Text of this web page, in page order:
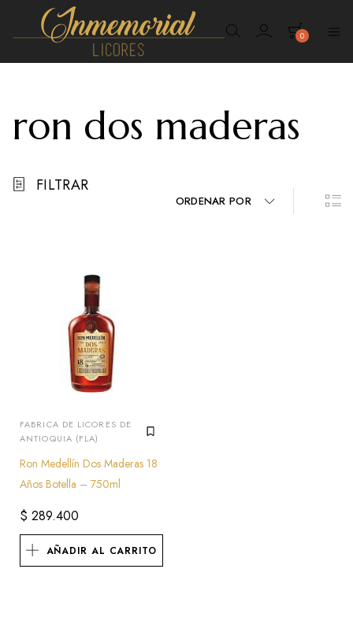
Inmemorial
0
ron dos maderas
FILTRAR
ORDENAR POR
FABRICA DE LICORES DE
ANTIOQUIA (FLA)
Ron Medellín Dos Maderas 18
Años Botella – 750ml
$ 289.400
AÑADIR AL CARRITO